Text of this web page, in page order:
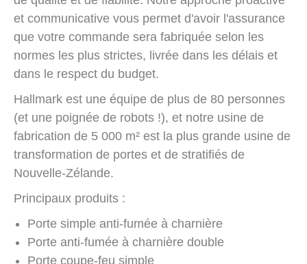
et communicative vous permet d'avoir l'assurance
que votre commande sera fabriquée selon les
normes les plus strictes, livrée dans les délais et
dans le respect du budget.
Hallmark est une équipe de plus de 80 personnes
(et une poignée de robots !), et notre usine de
fabrication de 5 000 m² est la plus grande usine de
transformation de portes et de stratifiés de
Nouvelle-Zélande.
Principaux produits :
Porte simple anti-fumée à charnière
Porte anti-fumée à charnière double
Porte coupe-feu simple